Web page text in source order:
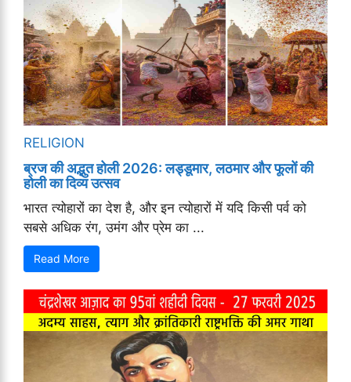
RELIGION
ब्रज की अद्भुत होली 2026: लड्डूमार, लठमार और फूलों की
होली का दिव्य उत्सव
भारत त्योहारों का देश है, और इन त्योहारों में यदि किसी पर्व को
सबसे अधिक रंग, उमंग और प्रेम का ...
Read More